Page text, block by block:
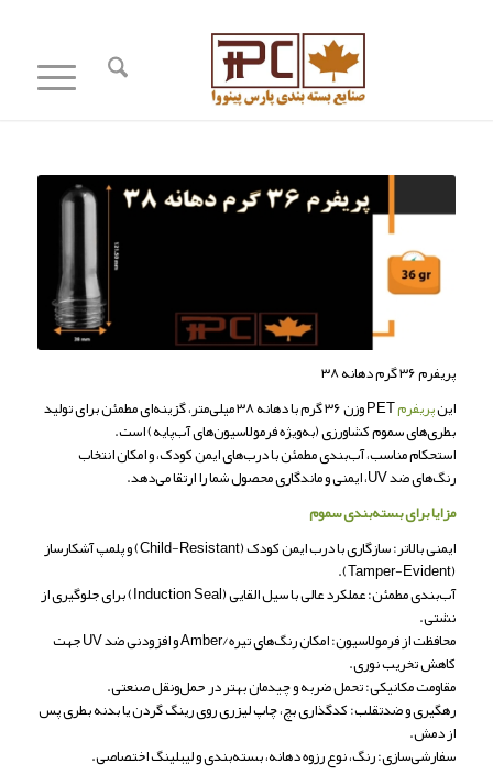
پریفرم ۳۶ گرم دهانه ۳۸
اینپریفرم
PET وزن ۳۶ گرم با دهانه ۳۸ میلی‌متر، گزینه‌ای مطمئن برای تولید
بطری‌های سموم کشاورزی (به‌ویژه فرمولاسیون‌های آب‌پایه) است.
استحکام مناسب، آب‌بندی مطمئن با درب‌های ایمن کودک، و امکان انتخاب
رنگ‌های ضد UV، ایمنی و ماندگاری محصول شما را ارتقا می‌دهد.
مزایا برای بسته‌بندی سموم
ایمنی بالاتر: سازگاری با درب ایمن کودک (Child-Resistant) و پلمپ آشکارساز
(Tamper-Evident).
آب‌بندی مطمئن: عملکرد عالی با سیل القایی (Induction Seal) برای جلوگیری از
نشتی.
محافظت از فرمولاسیون: امکان رنگ‌های تیره/Amber و افزودنی ضد UV جهت
کاهش تخریب نوری.
مقاومت مکانیکی: تحمل ضربه و چیدمان بهتر در حمل‌ونقل صنعتی.
رهگیری و ضدتقلب: کدگذاری بچ، چاپ لیزری روی رینگ گردن یا بدنه بطری پس
از دمش.
سفارشی‌سازی: رنگ، نوع رزوه دهانه، بسته‌بندی و لیبلینگ اختصاصی.